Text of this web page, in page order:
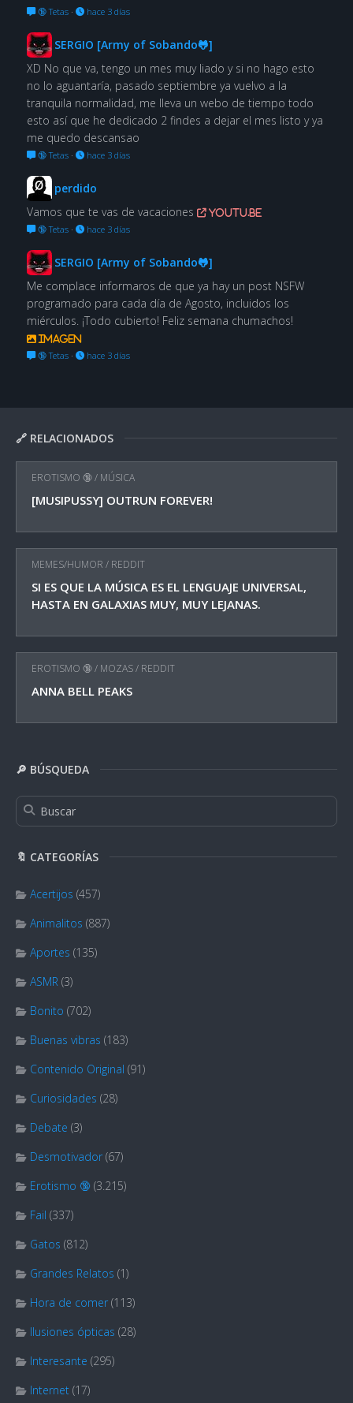
🔗 RELACIONADOS
EROTISMO 🔞/ MÚSICA
[MUSIPUSSY] OUTRUN FOREVER!
MEMES/HUMOR / REDDIT
SI ES QUE LA MÚSICA ES EL LENGUAJE UNIVERSAL,
HASTA EN GALAXIAS MUY, MUY LEJANAS.
EROTISMO 🔞/ MOZAS/ REDDIT
ANNA BELL PEAKS
🔎 BÚSQUEDA
🔖 CATEGORÍAS
Acertijos (457)
Animalitos (887)
Aportes (135)
ASMR (3)
Bonito (702)
Buenas vibras (183)
Contenido Original (91)
Curiosidades (28)
Debate (3)
Desmotivador (67)
Erotismo 🔞 (3.215)
Fail (337)
Gatos (812)
Grandes Relatos (1)
Hora de comer (113)
Ilusiones ópticas (28)
Interesante (295)
Internet (17)
🔞 Tetas· hace 3 días
SERGIO [Army of Sobando🐸]
XD No que va, tengo un mes muy liado y si no hago esto
no lo aguantaría, pasado septiembre ya vuelvo a la
tranquila normalidad, me lleva un webo de tiempo todo
esto así que he dedicado 2 findes a dejar el mes listo y ya
me quedo descansao
🔞 Tetas· hace 3 días
perdido
Vamos que te vas de vacaciones
youtu.be
🔞 Tetas· hace 3 días
SERGIO [Army of Sobando🐸]
Me complace informaros de que ya hay un post NSFW
programado para cada día de Agosto, incluidos los
miérculos. ¡Todo cubierto! Feliz semana chumachos!
Imagen
🔞 Tetas· hace 3 días